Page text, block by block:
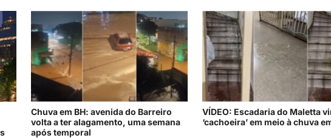
Chuva em BH: avenida do Barreiro
volta a ter alagamento, uma semana
após temporal
VÍDEO: Escadaria do Maletta
‘cachoeira’ em meio à chuva